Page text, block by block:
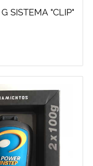
PESAS DE EMPEINE 2 X 50 G SISTEMA "CLIP"